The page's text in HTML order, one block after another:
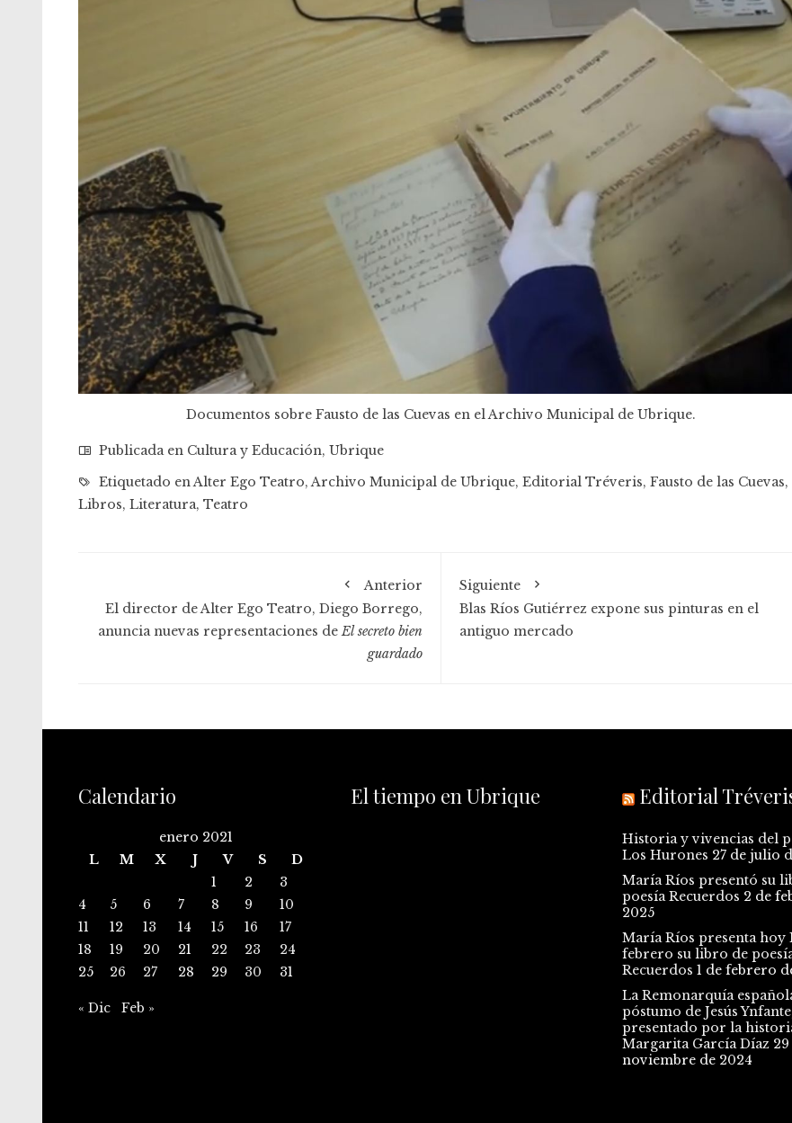
Documentos sobre Fausto de las Cuevas en el Archivo Municipal de Ubrique.
Publicada en Cultura y Educación, Ubrique
Etiquetado enAlter Ego Teatro,Archivo Municipal de Ubrique, Editorial Tréveris, Fausto de las Cuevas,
Libros, Literatura, Teatro
Anterior
El director de Alter Ego Teatro, Diego Borrego,
anuncia nuevas representaciones deEl secreto bien
guardado
Siguiente
Blas Ríos Gutiérrez expone sus pinturas en el
antiguo mercado
Calendario
enero 2021
L
M X J V S
D
1
2
3
4
5 6 7 8 9
10
11
12 13 14 15 16
17
18
19 20 21 22 23
24
25
26 27 28 29 30 31
« Dic Feb »
El tiempo en Ubrique Editorial
Historia y vivencias del
Los Hurones 27 de julio
María Ríos presentó su
poesía Recuerdos 2 de
2025
María Ríos presenta hoy
febrero su libro de
Recuerdos 1 de febrero
La Remonarquía
póstumo de Jesús
presentado por la
Margarita García Díaz
noviembre de 2024